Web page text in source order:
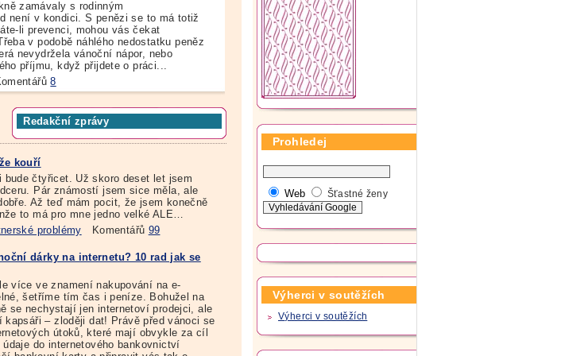
zamávaly s rodinným
není v kondici. S penězi se to má totiž
li prevenci, mohou vás čekat
v podobě náhlého nedostatku peněz
nevydržela vánoční nápor, nebo
příjmu, když přijdete o práci...
8
Redakční zprávy
kouří
bude čtyřicet. Už skoro deset let jsem
Pár známostí jsem sice měla, ale
Až teď mám pocit, že jsem konečně
to má pro mne jedno velké ALE…
problémy Komentářů 99
dárky na internetu? 10 rad jak se
více ve znamení nakupování na e-
šetříme tím čas i peníze. Bohužel na
se nechystají jen internetoví prodejci, ale
kapsáři – zloději dat! Právě před vánoci se
útoků, které mají obvykle za cíl
do internetového bankovnictví
Prohledej
Web Šťastné ženy
Výherci v soutěžích
Výherci v soutěžích